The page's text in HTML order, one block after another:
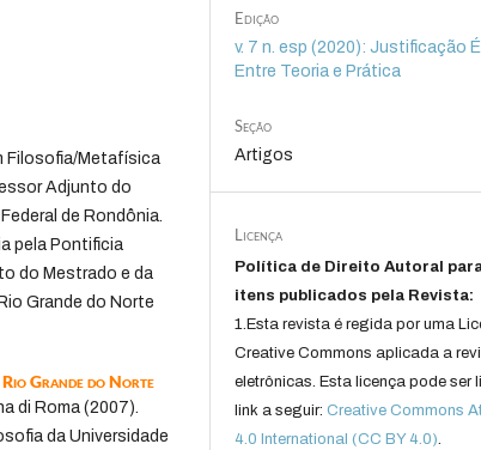
Filosofia/Metafísica
Adjunto do
de Rondônia.
pela Pontificia
do Mestrado e da
Grande do Norte
Rio Grande do Norte
di Roma (2007).
da Universidade
Edição
v. 7 n. esp (2020): Justificação
Entre Teoria e Prática
Seção
Artigos
Licença
Política de Direito Autoral
itens publicados pela Revista:
1.Esta revista é regida por uma
Creative Commons aplicada a
eletrônicas. Esta licença pode ser
link a seguir:Creative Commons
4.0 International (CC BY 4.0).